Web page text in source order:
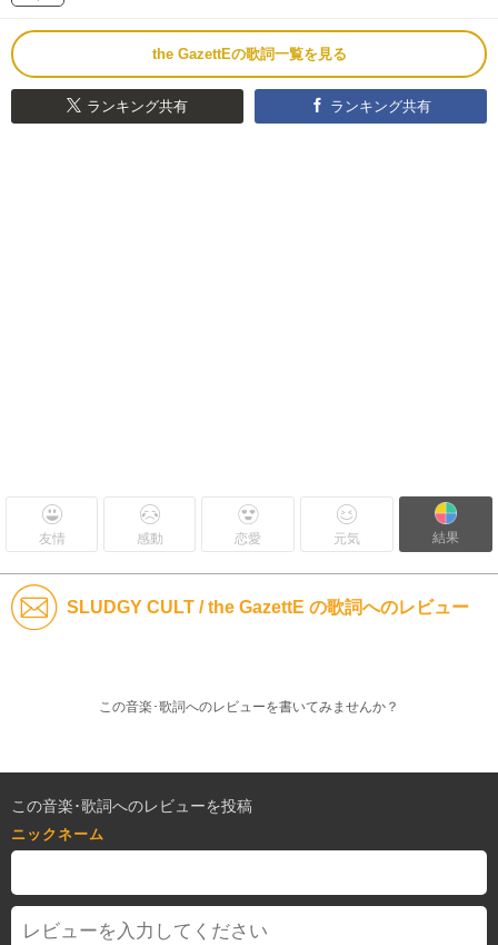
the GazettEの歌詞一覧を見る
ランキング共有 ランキング共有
友情 感動 恋愛 元気 結果
SLUDGY CULT / the GazettE の歌詞へのレビュー
この音楽･歌詞へのレビューを書いてみませんか？
この音楽･歌詞へのレビューを投稿
ニックネーム